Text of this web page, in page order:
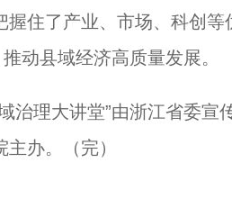
握住了产业、市场、科创
动县域经济高质量发展。
理大讲堂”由浙江省委宣
办。（完）